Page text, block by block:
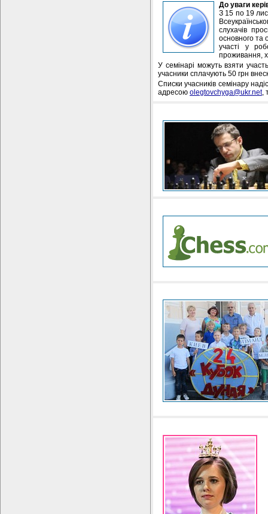
До уваги
З 15 по 19
слухачів
основного та
участі у
проживання,
У семінарі можуть взяти
учасники сплачують 50 грн
Списки учасників семінару
адресою olegtovchyga@ukr.net,